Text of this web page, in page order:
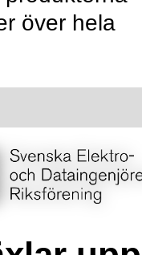
över hela